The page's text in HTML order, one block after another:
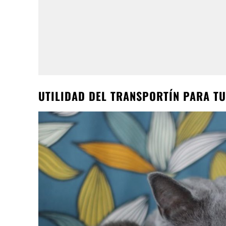
UTILIDAD DEL TRANSPORTÍN PARA